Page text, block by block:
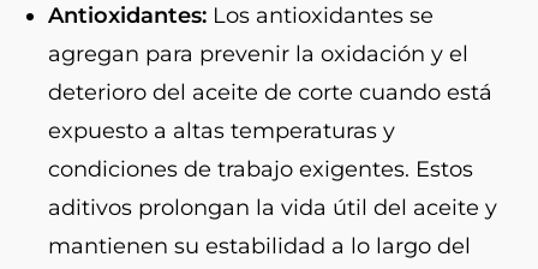
Antioxidantes: Los antioxidantes se
agregan para prevenir la oxidación y el
deterioro del aceite de corte cuando está
expuesto a altas temperaturas y
condiciones de trabajo exigentes. Estos
aditivos prolongan la vida útil del aceite y
mantienen su estabilidad a lo largo del